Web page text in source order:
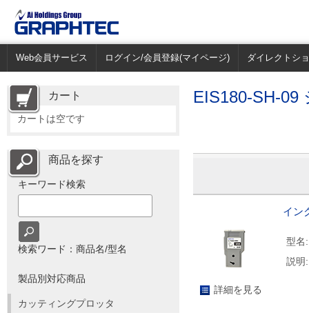
Web会員サービス ログイン/会員登録(マイページ) ダイレクトシ
EIS180-SH-09
詳細を見る
イン
型名:
説明:
カート
カートは空です
商品を探す
キーワード検索
検索ワード：商品名/型名
製品別対応商品
カッティングプロッタ